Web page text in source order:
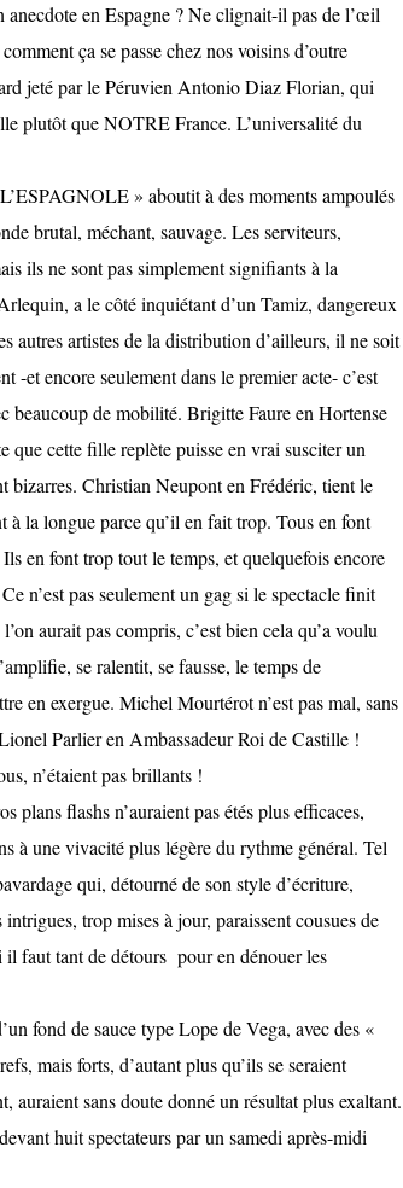
en Espagne ? Ne clignait-il pas de l’œil
ça se passe chez nos voisins d’outre
jeté par le Péruvien Antonio Diaz Florian, qui
plutôt que NOTRE France. L’universalité du
» aboutit à des moments ampoulés
brutal, méchant, sauvage. Les serviteurs,
ils ne sont pas simplement signifiants à la
a le côté inquiétant d’un Tamiz, dangereux
autres artistes de la distribution d’ailleurs, il ne soit
-et encore seulement dans le premier acte- c’est
beaucoup de mobilité. Brigitte Faure en Hortense
que cette fille replète puisse en vrai susciter un
bizarres. Christian Neupont en Frédéric, tient le
à la longue parce qu’il en fait trop. Tous en font
en font trop tout le temps, et quelquefois encore
n’est pas seulement un gag si le spectacle finit
aurait pas compris, c’est bien cela qu’a voulu
se ralentit, se fausse, le temps de
en exergue. Michel Mourtérot n’est pas mal, sans
Parlier en Ambassadeur Roi de Castille !
n’étaient pas brillants !
plans flashs n’auraient pas étés plus efficaces,
à une vivacité plus légère du rythme général. Tel
qui, détourné de son style d’écriture,
trop mises à jour, paraissent cousues de
il faut tant de détours pour en dénouer les
fond de sauce type Lope de Vega, avec des «
mais forts, d’autant plus qu’ils se seraient
auraient sans doute donné un résultat plus exaltant.
huit spectateurs par un samedi après-midi